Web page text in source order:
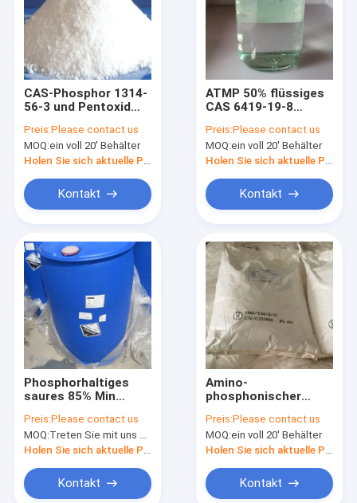
CAS-Phosphor 1314-
56-3 und Pentoxid
Preis:Please contact us
MOQ:ein voll 20' Behälter
Kontakt
ATMP 50% flüssiges
CAS 6419-19-8
phosphonisches
saures ATMPA
Preis:Please contact us
MOQ:ein voll 20' Behälter
Kontakt
Phosphorhaltiges
saures 85% Min
Phosphate 7664 38 2
Industrie-Grad
Preis:Please contact us
MOQ:Treten Sie mit uns bitte in Verbindung
Holen Sie sich aktuelle Preis
Kontakt
Amino-
phosphonischer
95% Körper CAS No
Trimethylene 6419
19 8
Preis:Please contact us
MOQ:ein voll 20' Behälter
Holen Sie sich aktuelle Preis
Kontakt